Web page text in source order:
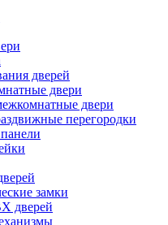
дверей
двери
двери
перегородки
замки
дверей